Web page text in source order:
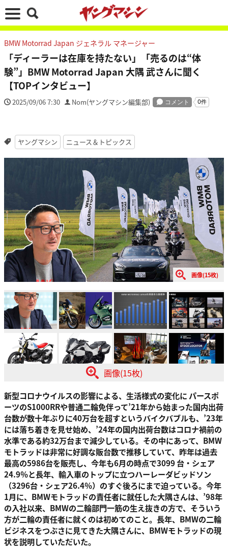
BMW Motorrad Japan ジェネラル マネージャー
「ディーラーは在庫を持たない」「売るのは“体
験”」BMW Motorrad Japan 大隅 武さんに聞く
【TOPインタビュー】
2025/09/06 7:30 Nom(ヤングマシン編集部)
ヤングマシン ニュース＆トピックス
画像(15枚)
画像(15枚)
新型コロナウイルスの影響による、生活様式の変化に パースポ
ーツのS1000RRや普通二輪免伴って’21年から始まった国内出荷
台数が数十年ぶりに40万台を超すというバイクバブルも、’23年
には落ち着きを見せ始め、’24年の国内出荷台数はコロナ禍前の
水準である約32万台まで減少している。その中にあって、BMW
モトラッドは非常に好調な販台数で推移していて、昨年は過去
最高の5986台を販売し、今年も6月の時点で3099 台・シェア
24.9％と長年、輸入車のトップに立つハーレーダビッドソン
（3296台・シェア26.4％）のすぐ後ろにまで迫っている。今年
1月に、BMWモトラッドの責任者に就任した大隅さんは、’98年
の入社以来、BMWの二輪部門一筋の生え抜きの方で、そういう
方が二輪の責任者に就くのは初めてのこと。長年、BMWの二輪
ビジネスをつぶさに見てきた大隅さんに、BMWモトラッドの現
状を説明していただいた。